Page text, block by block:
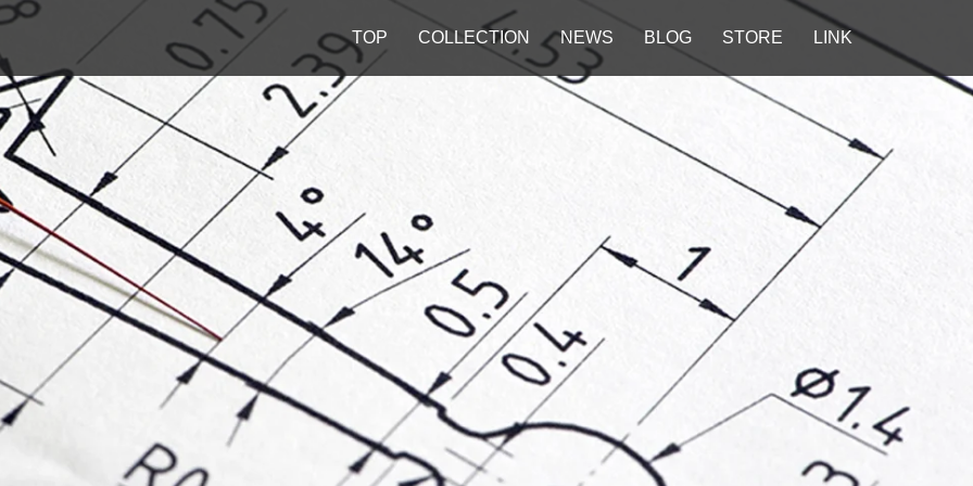
TOP COLLECTION NEWS BLOG STORE LINK